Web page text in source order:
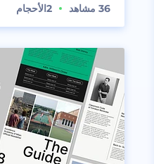
36 مشاهد 2الأحجام